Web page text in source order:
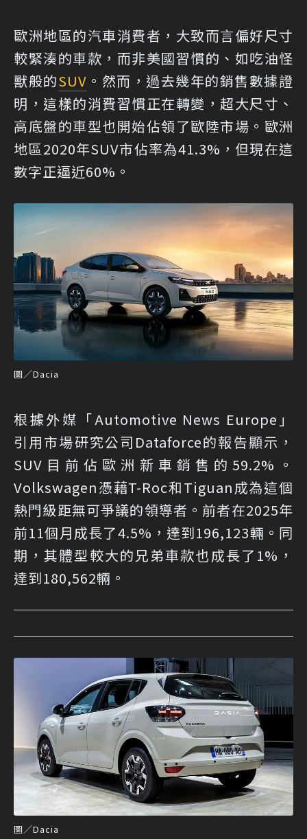
歐洲地區的汽車消費者，大致而言偏好尺寸
較緊湊的車款，而非美國習慣的、如吃油怪
獸般的SUV 。然而，過去幾年的銷售數據證
明，這樣的消費習慣正在轉變，超大尺寸、
高底盤的車型也開始佔領了歐陸市場。歐洲
地區2020年SUV市佔率為41.3%，但現在這
數字正逼近60%。
圖／Dacia
根據外媒「Automotive News Europe」
引用市場研究公司Dataforce的報告顯示，
SUV目前佔歐洲新車銷售的59.2%。
Volkswagen憑藉T-Roc和Tiguan成為這個
熱門級距無可爭議的領導者。前者在2025年
前11個月成長了4.5%，達到196,123輛。同
期，其體型較大的兄弟車款也成長了1%，
達到180,562輛。
圖／Dacia